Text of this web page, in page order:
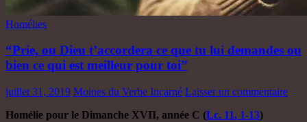
Homélies
“Prie, ou Dieu t’accordera ce que tu lui demandes ou
bien ce qui est meilleur pour toi”
juillet 31, 2019 Moines du Verbe Incarné Laisser un commentaire
Homélie pour le Dimanche XVII, année C (Lc. 11, 1-13)